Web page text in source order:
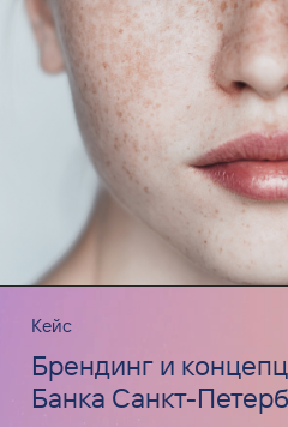
Кейс
Брендинг и
Банка Санкт-